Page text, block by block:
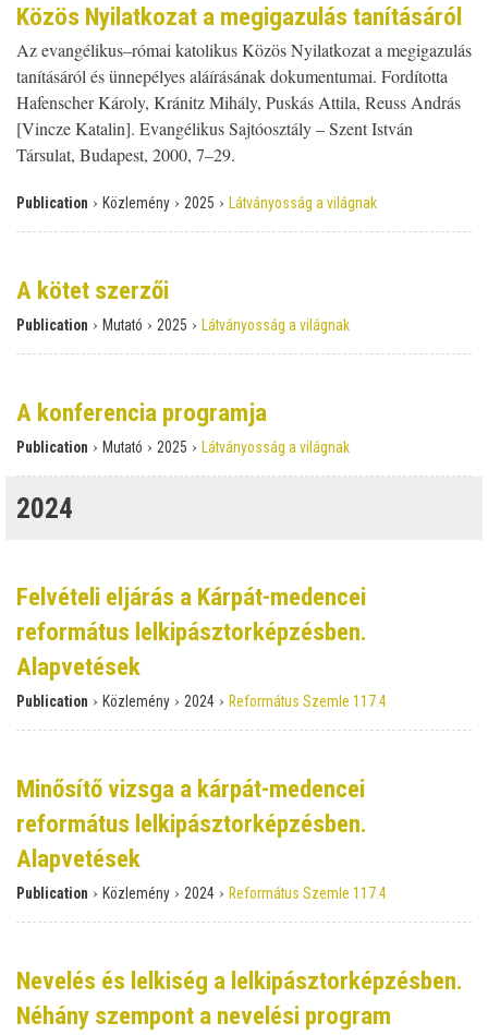
Közös Nyilatkozat a megigazulás tanításáról
Az evangélikus–római katolikus Közös Nyilatkozat a megigazulás
tanításáról és ünnepélyes aláírásának dokumentumai. Fordította
Hafenscher Károly, Kránitz Mihály, Puskás Attila, Reuss András
[Vincze Katalin]. Evangélikus Sajtóosztály – Szent István
Társulat, Budapest, 2000, 7–29.
Publication › Közlemény › 2025 › Látványosság a világnak
A kötet szerzői
Publication › Mutató › 2025 › Látványosság a világnak
A konferencia programja
Publication › Mutató › 2025 › Látványosság a világnak
2024
Felvételi eljárás a Kárpát-medencei
református lelkipásztorképzésben.
Alapvetések
Publication › Közlemény › 2024 › Református Szemle 117.4
Minősítő vizsga a kárpát-medencei
református lelkipásztorképzésben.
Alapvetések
Publication › Közlemény › 2024 › Református Szemle 117.4
Nevelés és lelkiség a lelkipásztorképzésben.
Néhány szempont a nevelési program